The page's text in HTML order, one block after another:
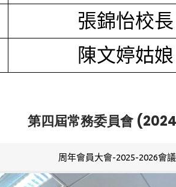
張錦怡校長
陳文婷姑娘
第四屆常務委員會
周年會員大會-2025-2026會